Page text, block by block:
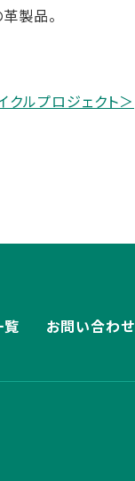
製品。
クルプロジェクト＞
お問い合わせ